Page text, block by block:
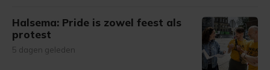
Halsema: Pride is zowel feest als
protest
5 dagen geleden